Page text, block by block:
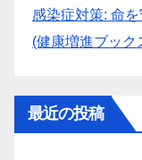
感染症対策: 命
(健康増進ブック
最近の投稿